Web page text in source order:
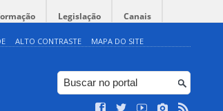
Legislação Canais
ALTO CONTRASTE MAPA DO SITE